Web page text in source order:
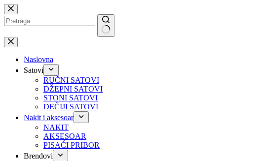
Preskoči
na
No
results
Naslovna
Satovi
RUČNI SATOVI
DŽEPNI SATOVI
STONI SATOVI
DEČIJI SATOVI
Nakit i aksesoar
NAKIT
AKSESOAR
PISAĆI PRIBOR
Brendovi